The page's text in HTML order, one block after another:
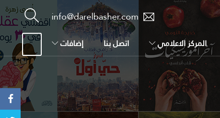
info@darelbasher.com
المركز الاعلامي اتصل بنا إضافات